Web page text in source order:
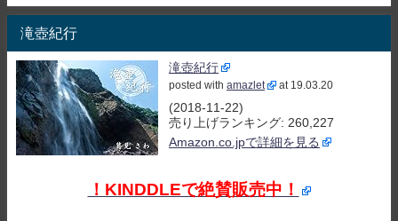
滝壺紀行
滝壺紀行
posted with amazlet at 19.03.20
(2018-11-22)
売り上げランキング: 260,227
Amazon.co.jpで詳細を見る
！KINDDLEで絶賛販売中！